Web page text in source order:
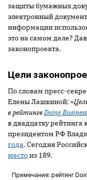
защиты бумажных
электронный
информации
это на самом деле?
законопроекта.
Цели
По словам пресс-
Елены Лашкиной: «
в рейтингеDoing Business
в двадцатку рейтинга
президентом РФ
года. Сегодня
местоиз 189.
Примечание: рейтинг